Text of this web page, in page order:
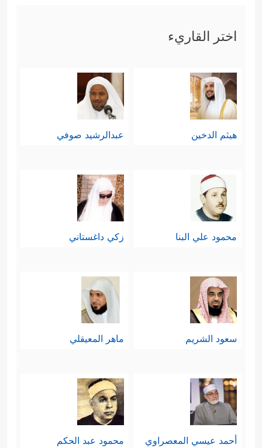
اختر القاريء
هيثم الدخين عبدالرشيد صوفي
محمود علي البنا زكي داغستاني
سعود الشريم ماهر المعيقلي
أحمد عيسي المعصراوي محمود عبد الحكم